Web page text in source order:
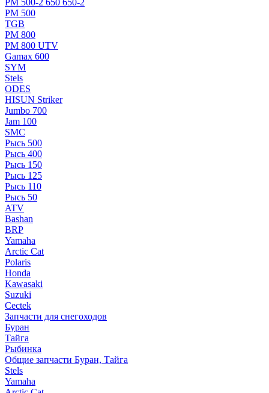
РМ 500-2 650 650-2
РМ 500
TGB
РМ 800
РМ 800 UTV
Gamax 600
SYM
Stels
ОDЕS
HISUN Striker
Jumbo 700
Jam 100
SMC
Рысь 500
Рысь 400
Рысь 150
Рысь 125
Рысь 110
Рысь 50
ATV
Bashan
BRP
Yamaha
Arctic Cat
Polaris
Honda
Kawasaki
Suzuki
Cectek
Запчасти для снегоходов
Буран
Тайга
Рыбинка
Общие запчасти Буран, Тайга
Stels
Yamaha